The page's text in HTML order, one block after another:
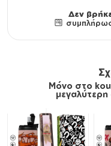
Δεν
Μόνο στο